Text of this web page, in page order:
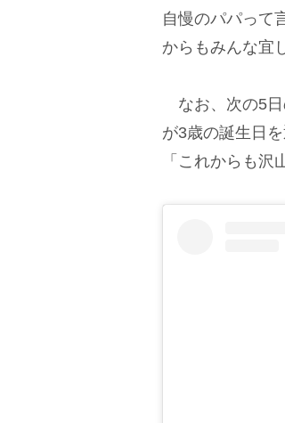
自慢のパパって
からもみんな宜
なお、次の5日
が3歳の誕生日
「これからも沢